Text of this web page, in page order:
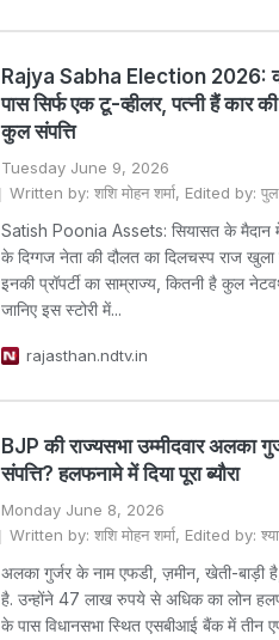
Rajya Sabha Election 2026:
पास सिर्फ एक टू-व्हीलर, पत्नी हैं कार
कुल संपत्ति
Tuesday June 9, 2026
Written by: शशि मोहन शर्मा, Edited by:
Satish Poonia Assets: सियासत के मैदान में
के दिग्गज नेता की दौलत का दिलचस्प राज
इनकी प्रॉपर्टी का साम्राज्य, कितनी है कुल
जानिए इस स्टोरी में...
rajasthan.ndtv.in
BJP की राज्यसभा उम्मीदवार अलका
संपत्ति? हलफनामे में दिया पूरा ब्यौरा
Monday June 8, 2026
Written by: शशि मोहन शर्मा, Edited by:
अलका गुर्जर के नाम एफडी, ज़मीन, खेती-बाड़ी
है. उन्होंने 47 लाख रुपये से अधिक का लोन
के पास विधानसभा स्थित एसबीआई बैंक में तीन